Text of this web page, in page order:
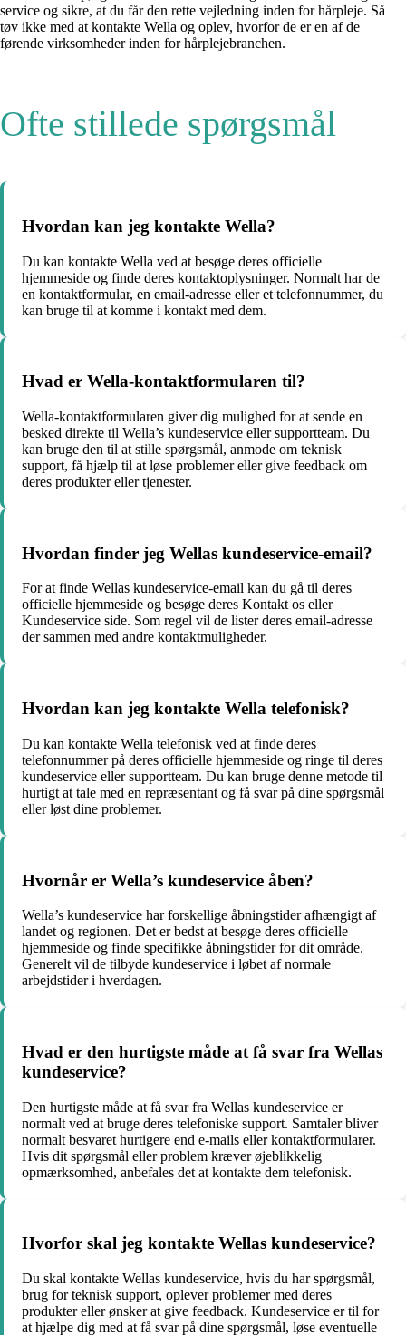
service og sikre, at du får den rette vejledning inden for hårpleje. Så
tøv ikke med at kontakte Wella og oplev, hvorfor de er en af de
førende virksomheder inden for hårplejebranchen.
Ofte stillede spørgsmål
Hvordan kan jeg kontakte Wella?
Du kan kontakte Wella ved at besøge deres officielle
hjemmeside og finde deres kontaktoplysninger. Normalt har de
en kontaktformular, en email-adresse eller et telefonnummer, du
kan bruge til at komme i kontakt med dem.
Hvad er Wella-kontaktformularen til?
Wella-kontaktformularen giver dig mulighed for at sende en
besked direkte til Wella’s kundeservice eller supportteam. Du
kan bruge den til at stille spørgsmål, anmode om teknisk
support, få hjælp til at løse problemer eller give feedback om
deres produkter eller tjenester.
Hvordan finder jeg Wellas kundeservice-email?
For at finde Wellas kundeservice-email kan du gå til deres
officielle hjemmeside og besøge deres Kontakt os eller
Kundeservice side. Som regel vil de lister deres email-adresse
der sammen med andre kontaktmuligheder.
Hvordan kan jeg kontakte Wella telefonisk?
Du kan kontakte Wella telefonisk ved at finde deres
telefonnummer på deres officielle hjemmeside og ringe til deres
kundeservice eller supportteam. Du kan bruge denne metode til
hurtigt at tale med en repræsentant og få svar på dine spørgsmål
eller løst dine problemer.
Hvornår er Wella’s kundeservice åben?
Wella’s kundeservice har forskellige åbningstider afhængigt af
landet og regionen. Det er bedst at besøge deres officielle
hjemmeside og finde specifikke åbningstider for dit område.
Generelt vil de tilbyde kundeservice i løbet af normale
arbejdstider i hverdagen.
Hvad er den hurtigste måde at få svar fra Wellas
kundeservice?
Den hurtigste måde at få svar fra Wellas kundeservice er
normalt ved at bruge deres telefoniske support. Samtaler bliver
normalt besvaret hurtigere end e-mails eller kontaktformularer.
Hvis dit spørgsmål eller problem kræver øjeblikkelig
opmærksomhed, anbefales det at kontakte dem telefonisk.
Hvorfor skal jeg kontakte Wellas kundeservice?
Du skal kontakte Wellas kundeservice, hvis du har spørgsmål,
brug for teknisk support, oplever problemer med deres
produkter eller ønsker at give feedback. Kundeservice er til for
at hjælpe dig med at få svar på dine spørgsmål, løse eventuelle